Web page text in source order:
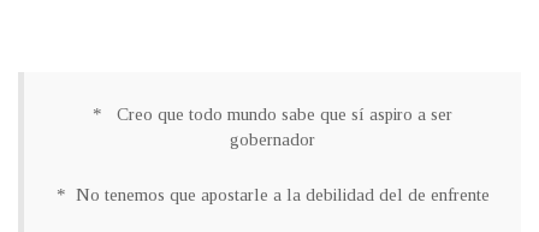
* Creo que todo mundo sabe que sí aspiro a ser
gobernador
* No tenemos que apostarle a la debilidad del de enfrente